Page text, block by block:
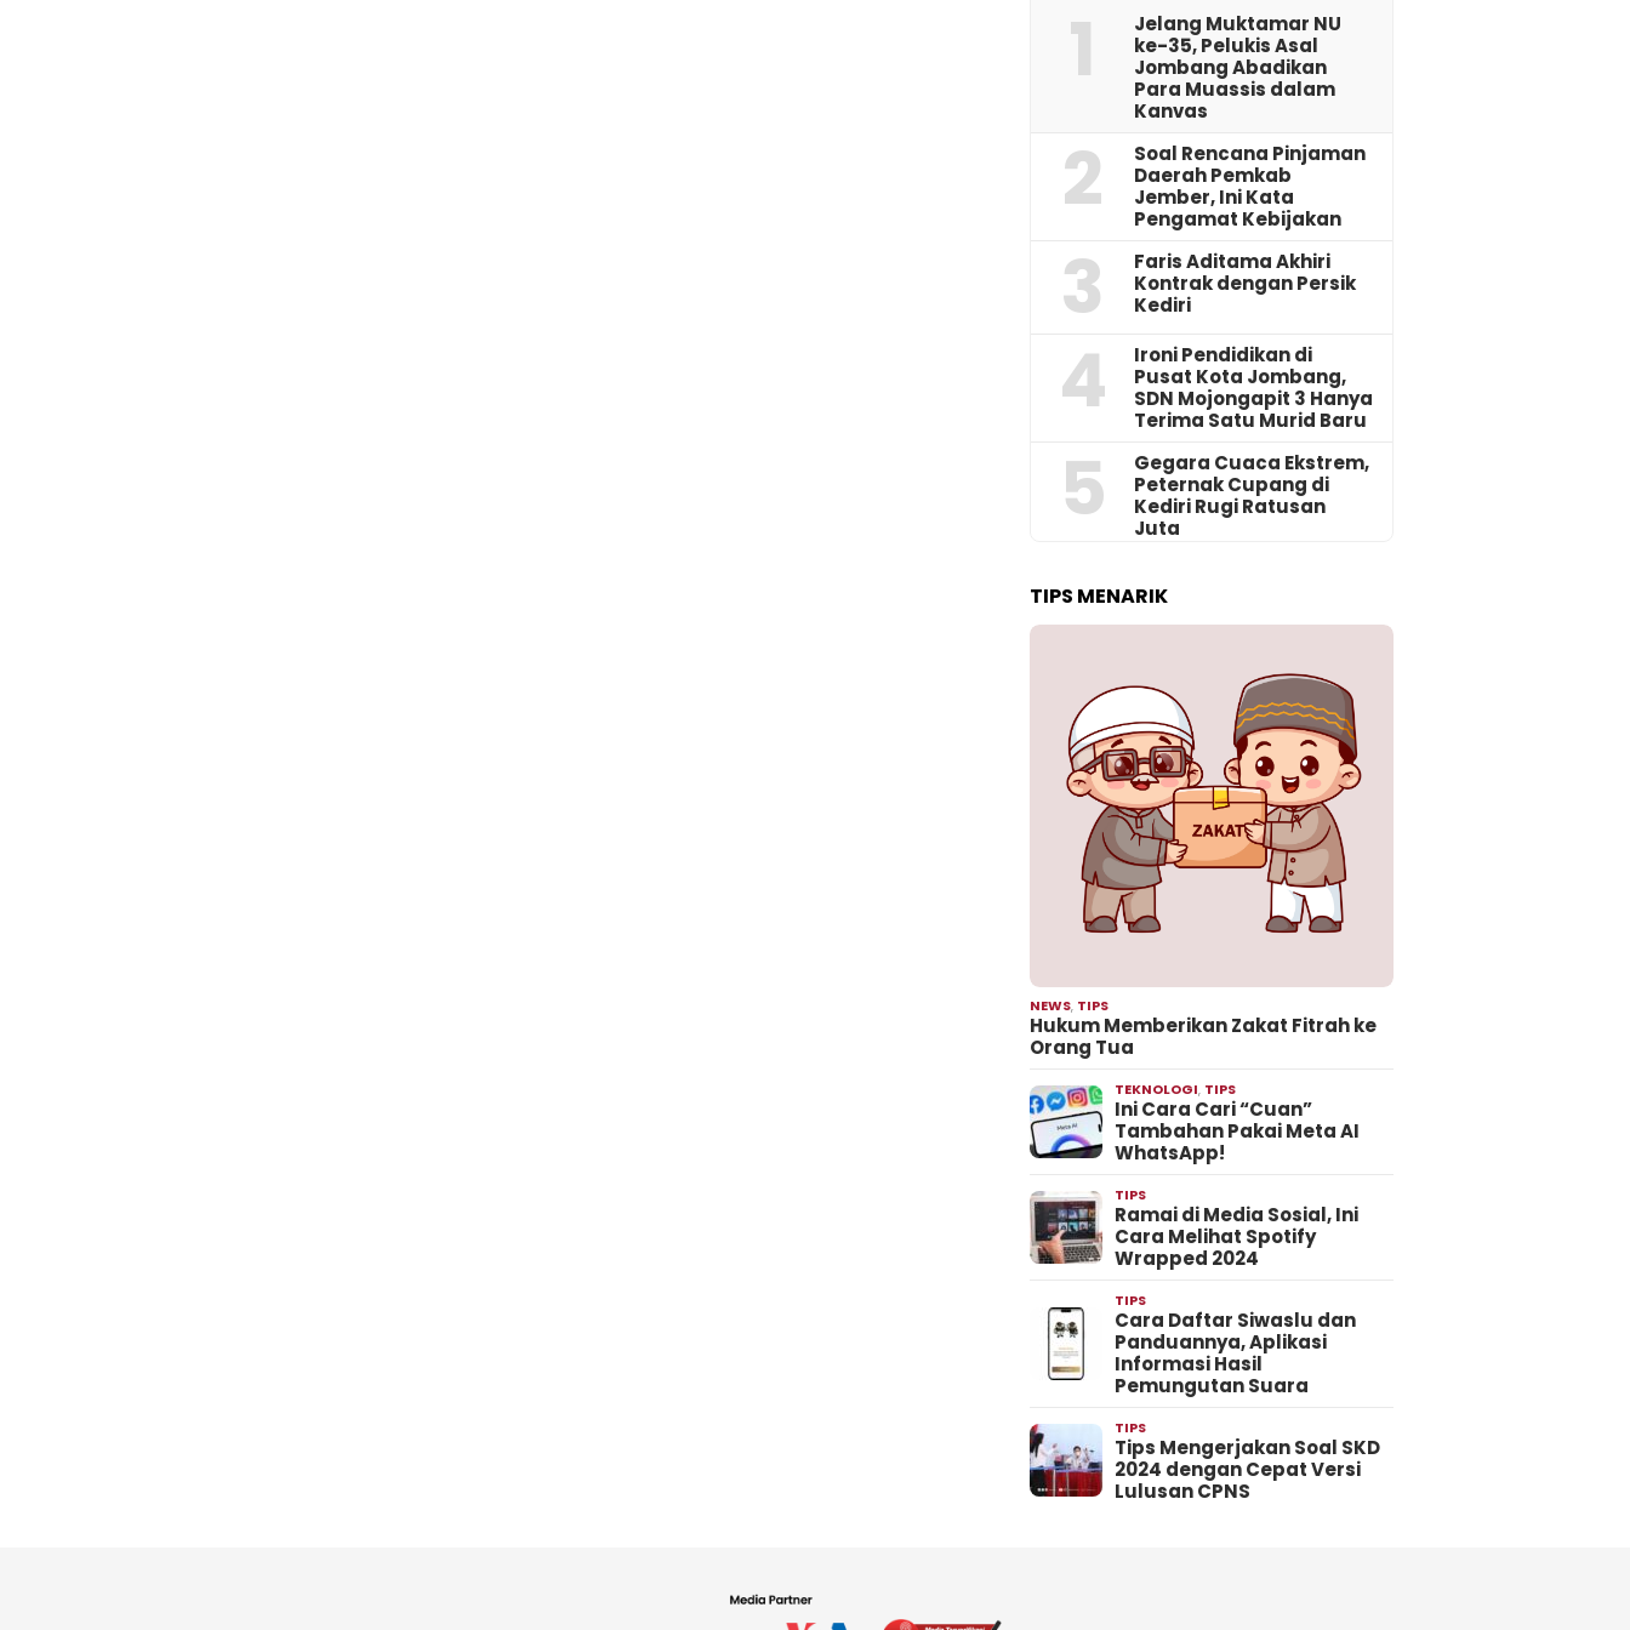
1
Jelang Muktamar NU
ke-35, Pelukis Asal
Jombang Abadikan
Para Muassis dalam
Kanvas
2
‎Soal Rencana Pinjaman
Daerah Pemkab
Jember, Ini Kata
Pengamat Kebijakan ‎
3
Faris Aditama Akhiri
Kontrak dengan Persik
Kediri
4
Ironi Pendidikan di
Pusat Kota Jombang,
SDN Mojongapit 3 Hanya
Terima Satu Murid Baru
5
‎Gegara Cuaca Ekstrem,
Peternak Cupang di
Kediri Rugi Ratusan
Juta
TIPS MENARIK
NEWS, TIPS
Hukum Memberikan Zakat Fitrah ke
Orang Tua
TEKNOLOGI, TIPS
Ini Cara Cari “Cuan”
Tambahan Pakai Meta AI
WhatsApp!
TIPS
Ramai di Media Sosial, Ini
Cara Melihat Spotify
Wrapped 2024
TIPS
Cara Daftar Siwaslu dan
Panduannya, Aplikasi
Informasi Hasil
Pemungutan Suara
TIPS
Tips Mengerjakan Soal SKD
2024 dengan Cepat Versi
Lulusan CPNS